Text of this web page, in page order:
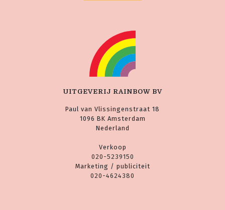
UITGEVERIJ RAINBOW BV
Paul van Vlissingenstraat 18
1096 BK Amsterdam
Nederland
Verkoop
020-5239150
Marketing / publiciteit
020-4624380